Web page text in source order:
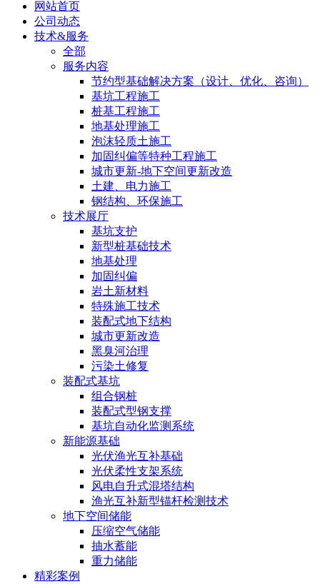
网站首页
公司动态
技术&服务
全部
服务内容
节约型基础解决方案（设计、优化、咨询）
基坑工程施工
桩基工程施工
地基处理施工
泡沫轻质土施工
加固纠偏等特种工程施工
城市更新-地下空间更新改造
土建、电力施工
钢结构、环保施工
技术展厅
基坑支护
新型桩基础技术
地基处理
加固纠偏
岩土新材料
特殊施工技术
装配式地下结构
城市更新改造
黑臭河治理
污染土修复
装配式基坑
组合钢桩
装配式型钢支撑
基坑自动化监测系统
新能源基础
光伏渔光互补基础
光伏柔性支架系统
风电自升式混塔结构
渔光互补新型锚杆检测技术
地下空间储能
压缩空气储能
抽水蓄能
重力储能
精彩案例